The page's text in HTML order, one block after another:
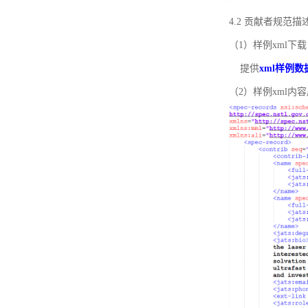
4.2 贡献者规范描
（1）样例xml下载
提供xml样例数
（2）样例xml内